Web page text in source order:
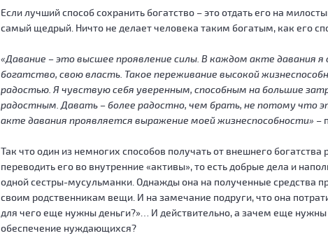
Если лучший способ сохранить богатство – это отдать его на
самый щедрый. Ничто не делает человека таким богатым, как его
«Давание – это высшее проявление силы. В каждом акте давания
богатство, свою власть. Такое переживание высокой
радостью. Я чувствую себя уверенным, способным на большие
радостным. Давать – более радостно, чем брать, не потому что
акте давания проявляется выражение моей жизнеспособности» –
Так что один из немногих способов получать от внешнего богатства
переводить его во внутренние «активы», то есть добрые дела и
одной сестры-мусульманки. Однажды она на полученные средства
своим родственникам вещи. И на замечание подруги, что она
для чего еще нужны деньги?»… И действительно, а зачем еще нужны
обеспечение нуждающихся?